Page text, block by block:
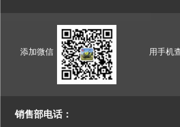
添加微信 用手机
销售部电话：